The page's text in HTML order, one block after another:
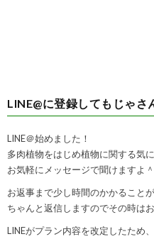
LINE@に登録してもじゃさ
LINE＠始めました！
多肉植物をはじめ植物に関する気
お気軽にメッセージで聞けますよ＾
お返事まで少し時間のかかることが
ちゃんと返信しますのでその時は
LINEがプラン内容を改定したため